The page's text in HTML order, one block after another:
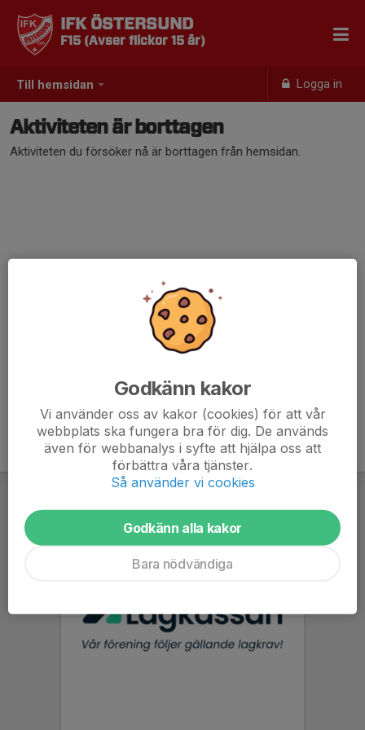
Till hemsidan Logga in
IFK ÖSTERSUND
F15 (Avser flickor 15 år)
Aktiviteten är borttagen
Aktiviteten du försöker nå är borttagen från hemsidan.
Godkänn kakor
Vi använder oss av kakor (cookies) för att vår
webbplats ska fungera bra för dig. De används
även för webbanalys i syfte att hjälpa oss att
förbättra våra tjänster.
Så använder vi cookies
Godkänn alla kakor
Bara nödvändiga